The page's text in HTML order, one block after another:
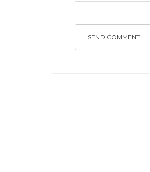
SEND COMMENT